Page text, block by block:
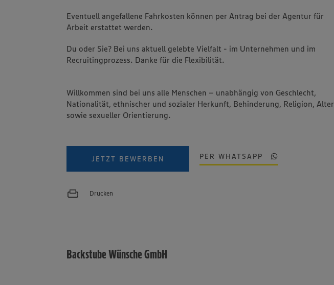
Eventuell angefallene Fahrkosten können per Antrag bei der Agentur für
Arbeit erstattet werden.
Du oder Sie? Bei uns aktuell gelebte Vielfalt - im Unternehmen und im
Recruitingprozess. Danke für die Flexibilität.
Willkommen sind bei uns alle Menschen – unabhängig von Geschlecht,
Nationalität, ethnischer und sozialer Herkunft, Behinderung, Religion, Alter
sowie sexueller Orientierung.
JETZT BEWERBEN PER WHATSAPP
Drucken
Backstube Wünsche GmbH